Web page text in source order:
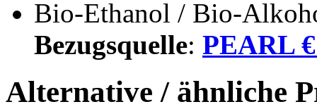
Bio-Ethanol / Bio-
Bezugsquelle: PEARL
Alternative / ähnliche